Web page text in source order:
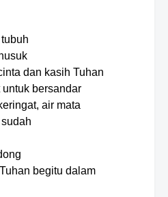
dan kasih Tuhan
bersandar
air mata
begitu dalam